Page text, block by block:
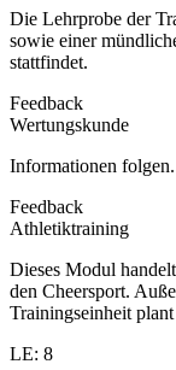
Die Lehrprobe der
sowie einer
stattfindet.
Feedback
Wertungskunde
Informationen folgen.
Feedback
Athletiktraining
Dieses Modul
den Cheersport.
Trainingseinheit
LE: 8